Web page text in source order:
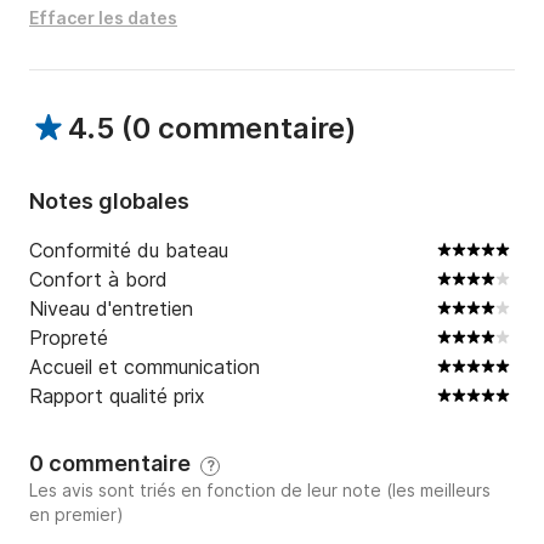
messagerie Click & Boat pour plus d'informations.
À bientôt !
Effacer les dates
4.5 (0 commentaire)
Notes globales
Conformité du bateau
Confort à bord
Niveau d'entretien
Propreté
Accueil et communication
Rapport qualité prix
0 commentaire ?
Les avis sont triés en fonction de leur note (les meilleurs
en premier)